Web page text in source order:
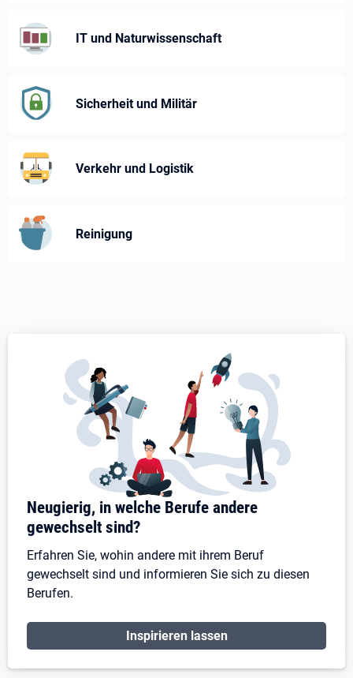
IT und Naturwissenschaft
Sicherheit und Militär
Verkehr und Logistik
Reinigung
Neugierig, in welche Berufe andere
gewechselt sind?
Erfahren Sie, wohin andere mit ihrem Beruf
gewechselt sind und informieren Sie sich zu diesen
Berufen.
Inspirieren lassen